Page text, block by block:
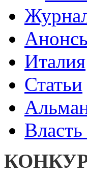
Италия
Статьи